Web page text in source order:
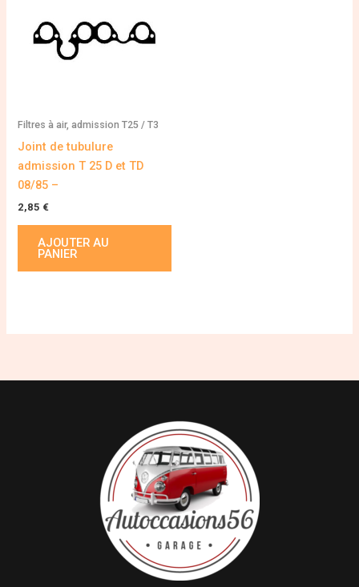
Filtres à air, admission T25 / T3
Joint de tubulure
admission T 25 D et TD
08/85 –
2,85 €
AJOUTER AU
PANIER